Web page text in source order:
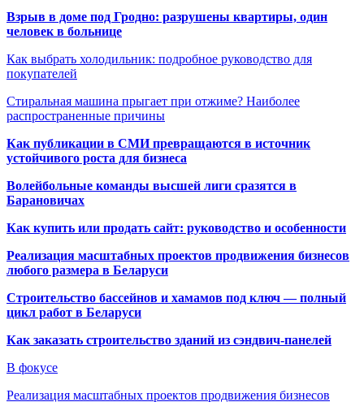
Взрыв в доме под Гродно: разрушены квартиры, один
человек в больнице
Как выбрать холодильник: подробное руководство для
покупателей
Стиральная машина прыгает при отжиме? Наиболее
распространенные причины
Как публикации в СМИ превращаются в источник
устойчивого роста для бизнеса
Волейбольные команды высшей лиги сразятся в
Барановичах
Как купить или продать сайт: руководство и особенности
Реализация масштабных проектов продвижения бизнесов
любого размера в Беларуси
Строительство бассейнов и хамамов под ключ — полный
цикл работ в Беларуси
Как заказать строительство зданий из сэндвич-панелей
В фокусе
Реализация масштабных проектов продвижения бизнесов